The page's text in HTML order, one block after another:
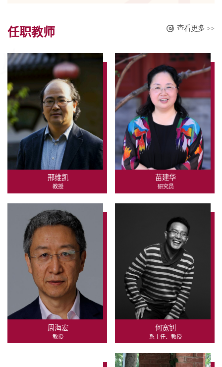
任职教师 查看更多 >>
邢维凯
教授
苗建华
研究员
周海宏
教授
何宽钊
系主任、教授